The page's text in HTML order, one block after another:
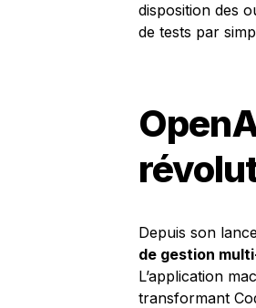
disposition des
de tests par
Depuis son
de gestion
L’application
transformant